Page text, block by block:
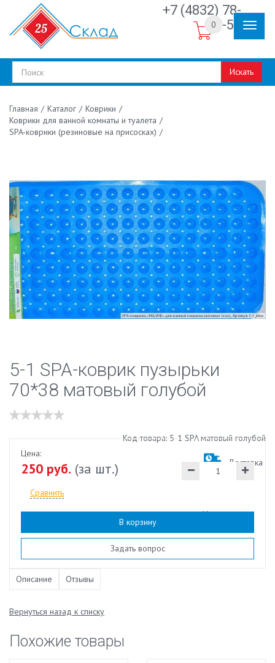
+7 (4832) 78-
30-50
Искать
0
Главная / Каталог / Коврики /
Коврики для ванной комнаты и туалета /
SPA-коврики (резиновые на присосках) /
5-1 SPA-коврик пузырьки
70*38 матовый голубой
Наличие:есть
Код товара: 5-1 SPA матовый голубой
Доставка
Цена:
250 руб. (за шт.)
Сравнить
В корзину
Задать вопрос
Описание Отзывы
Вернуться назад к списку
Похожие товары